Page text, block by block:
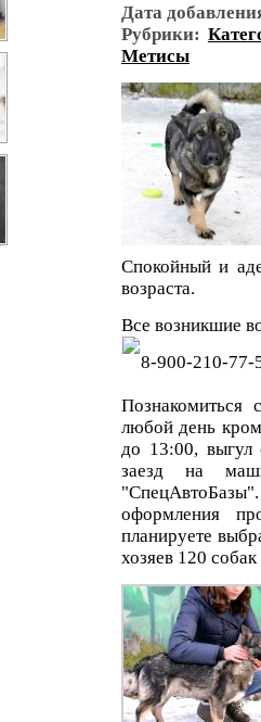
Дата
Рубрики:
Метисы
Спокойный и
возраста.
Все возникшие
8-900-210-77-
любой день
до 13:00, выгул
заезд на
оформления
планируете
хозяев 120